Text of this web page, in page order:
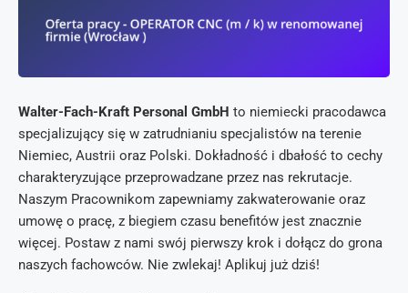
Walter-Fach-Kraft Personal GmbH to niemiecki pracodawca
specjalizujący się w zatrudnianiu specjalistów na terenie
Niemiec, Austrii oraz Polski. Dokładność i dbałość to cechy
charakteryzujące przeprowadzane przez nas rekrutacje.
Naszym Pracownikom zapewniamy zakwaterowanie oraz
umowę o pracę, z biegiem czasu benefitów jest znacznie
więcej. Postaw z nami swój pierwszy krok i dołącz do grona
naszych fachowców. Nie zwlekaj! Aplikuj już dziś!